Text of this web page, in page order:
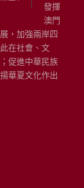
發揮
澳門
，加強兩岸四
在社會、文
促進中華民族
華夏文化作出